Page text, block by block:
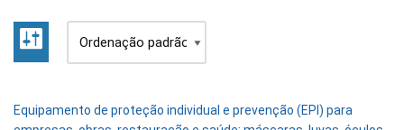
Equipamento de proteção individual e prevenção (EPI) para